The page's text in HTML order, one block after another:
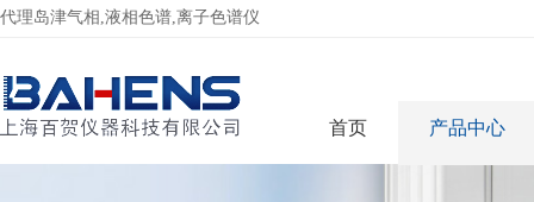
代理岛津气相,液相色谱,离子色谱仪
首页 产品中心